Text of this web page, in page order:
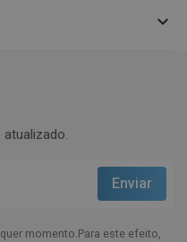

momento.Para este efeito,